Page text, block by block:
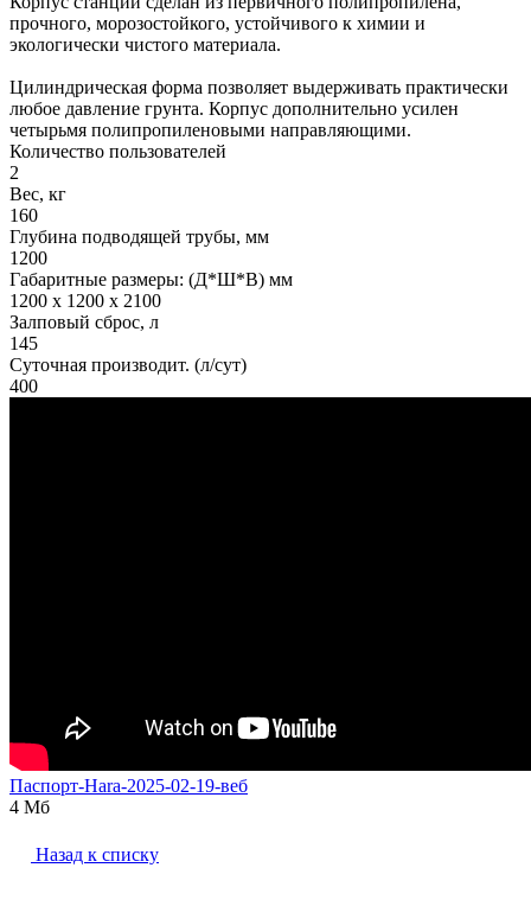
прочного, морозостойкого, устойчивого к химии и
экологически чистого материала.
Цилиндрическая форма позволяет выдерживать практически
любое давление грунта. Корпус дополнительно усилен
четырьмя полипропиленовыми направляющими.
Количество пользователей
2
Вес, кг
160
Глубина подводящей трубы, мм
1200
Габаритные размеры: (Д*Ш*В) мм
1200 x 1200 x 2100
Залповый сброс, л
145
Суточная производит. (л/сут)
400
Паспорт-Hara-2025-02-19-веб
4 Мб
Назад к списку